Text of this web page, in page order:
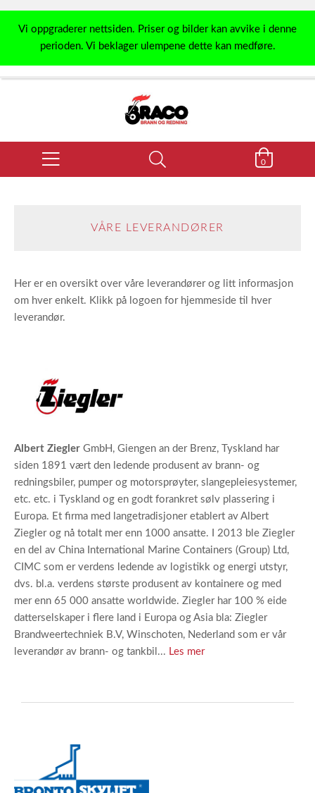
Vi oppgraderer nettsiden. Priser og bilder kan avvike i denne
perioden. Vi beklager ulempene dette kan medføre.
0
VÅRE LEVERANDØRER
Her er en oversikt over våre leverandører og litt informasjon
om hver enkelt. Klikk på logoen for hjemmeside til hver
leverandør.
Albert Ziegler GmbH, Giengen an der Brenz, Tyskland har
siden 1891 vært den ledende produsent av brann- og
redningsbiler, pumper og motorsprøyter, slangepleiesystemer,
etc. etc. i Tyskland og en godt forankret sølv plassering i
Europa. Et firma med langetradisjoner etablert av Albert
Ziegler og nå totalt mer enn 1000 ansatte. I 2013 ble Ziegler
en del av China International Marine Containers (Group) Ltd,
CIMC som er verdens ledende av logistikk og energi utstyr,
dvs. bl.a. verdens største produsent av kontainere og med
mer enn 65 000 ansatte worldwide. Ziegler har 100 % eide
datterselskaper i flere land i Europa og Asia bla: Ziegler
Brandweertechniek B.V, Winschoten, Nederland som er vår
leverandør av brann- og tankbil... Les mer